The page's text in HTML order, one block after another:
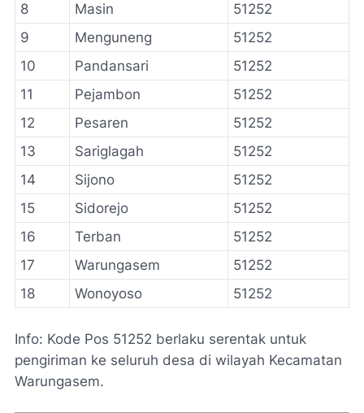
8
Masin
51252
9
Menguneng
51252
10
Pandansari
51252
11
Pejambon
51252
12
Pesaren
51252
13
Sariglagah
51252
14
Sijono
51252
15
Sidorejo
51252
16
Terban
51252
17
Warungasem
51252
18
Wonoyoso 51252
Info: Kode Pos 51252 berlaku serentak untuk
pengiriman ke seluruh desa di wilayah Kecamatan
Warungasem.